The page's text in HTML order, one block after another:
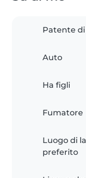
Patente
Auto
Ha figli
Fumatore
Luogo di
preferito